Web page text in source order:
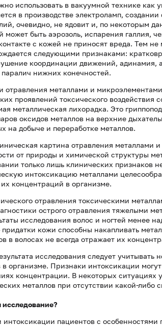
использовать в вакуумной технике как
в производстве электроламп,
очевидно, не ядовит и, по некоторым
может быть аэрозоль, испарения галлия,
с кожей не приносят вреда. Тем
следующими признаками:
координации движений, адинамия,
нижних конечностей.
отравления металлами и
проявлений токсического воздействия
металлическая лихорадка. Это
оксидов металлов на верхние
на добыче и переработке металлов.
картина отравления металлами
от природы и химической структуры
только лишь клинических признаков
интоксикацию металлами
концентраций в организме.
отравления токсическими
острого отравления тяжелыми
исследования волос и ногтей менее
придатки кожи способны накапливать
в волосах не всегда отражает их
исследования следует учитывать
в организме. Признаки интоксикации
концентрации. В некоторых ситуациях
металлов при отсутствии какой-либо
исследование?
интоксикации пациентов с особенностями